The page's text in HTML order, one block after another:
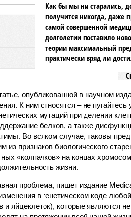
Как бы мы ни старались,
получится никогда, даже
самой совершенной
долголетии поставило
теории максимальный
практически вряд ли
опубликованной в научном
К ним относятся – не
мутаций при делении
белков, а также
Во всяком случае, таковы
из признаков биологического
«колпачков» на концах
жизни.
проблема, пишет издание
в генетическом коде
и яйцеклеток), которые являются